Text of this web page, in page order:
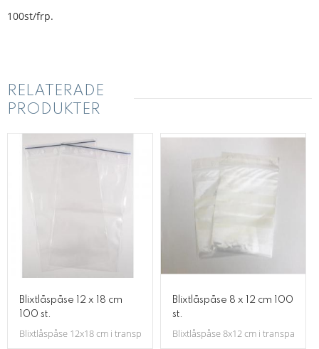
100st/frp.
RELATERADE
PRODUKTER
Blixtlåspåse 12 x 18 cm
100 st.
Blixtlåspåse 12x18 cm i transparent plast. Lämplig vid egna
Blixtlåspåse 8 x 12 cm 100
st.
Blixtlåspåse 8x12 cm i